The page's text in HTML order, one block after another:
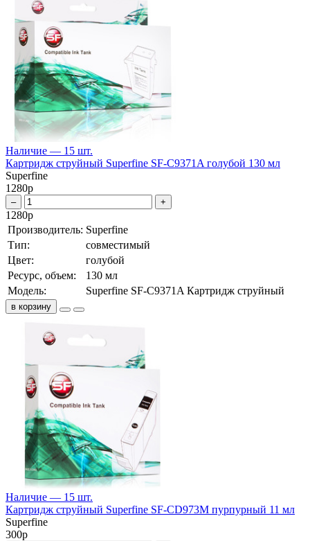
Наличие — 15 шт.
Картридж струйный Superfine SF-C9371A голубой 130 мл
Superfine
1280р
– +
1280р
Производитель: Superfine
Тип:
совместимый
Цвет:
голубой
Ресурс, объем:
130 мл
Модель:
Superfine SF-C9371A Картридж струйный
в корзину
Наличие — 15 шт.
Картридж струйный Superfine SF-CD973M пурпурный 11 мл
Superfine
300р